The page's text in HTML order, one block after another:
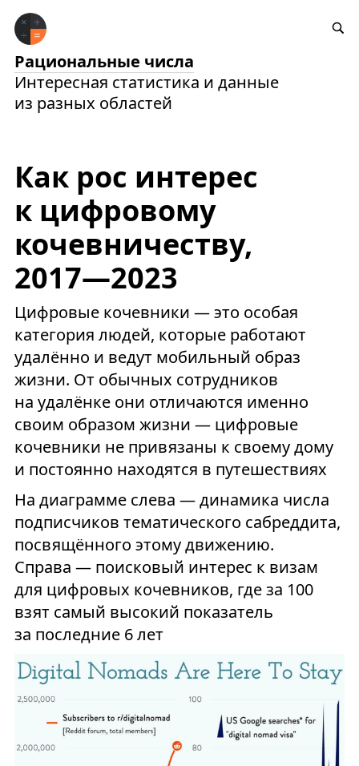
Рациональные числа
Интересная статистика и данные
из разных областей
Как рос интерес
к цифровому
кочевничеству,
2017—2023
Цифровые кочевники — это особая
категория людей, которые работают
удалённо и ведут мобильный образ
жизни. От обычных сотрудников
на удалёнке они отличаются именно
своим образом жизни — цифровые
кочевники не привязаны к своему дому
и постоянно находятся в путешествиях
На диаграмме слева — динамика числа
подписчиков тематического сабреддита,
посвящённого этому движению.
Справа — поисковый интерес к визам
для цифровых кочевников, где за 100
взят самый высокий показатель
за последние 6 лет